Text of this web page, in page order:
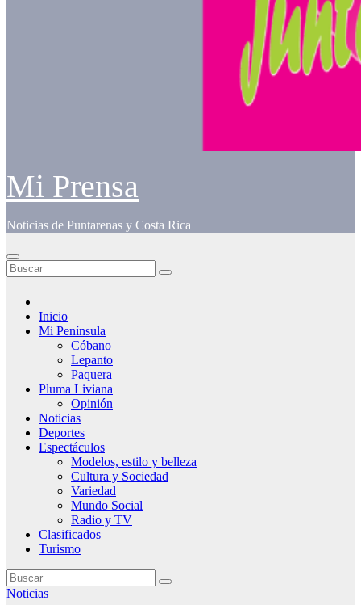
Mi Prensa
Noticias de Puntarenas y Costa Rica
Inicio
Mi Península
Cóbano
Lepanto
Paquera
Pluma Liviana
Opinión
Noticias
Deportes
Espectáculos
Modelos, estilo y belleza
Cultura y Sociedad
Variedad
Mundo Social
Radio y TV
Clasificados
Turismo
Noticias